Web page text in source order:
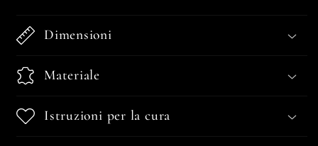
Dimensioni
Materiale
Istruzioni per la cura